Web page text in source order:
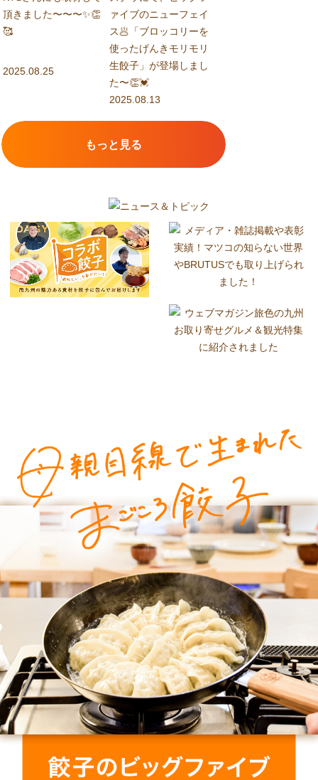
頂きました〜〜〜✨👏
🥰
2025.08.25
ァイブのニューフェイ
ス🥟「ブロッコリーを
使ったげんきモリモリ
生餃子」が登場しまし
た〜👏💓
2025.08.13
もっと見る